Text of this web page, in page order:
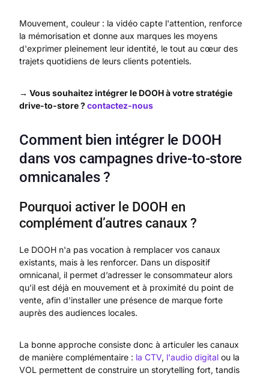
Mouvement, couleur : la vidéo capte l'attention, renforce
la mémorisation et donne aux marques les moyens
d'exprimer pleinement leur identité, le tout au cœur des
trajets quotidiens de leurs clients potentiels.
→ Vous souhaitez intégrer le DOOH à votre stratégie
drive-to-store ?contactez-nous
Comment bien intégrer le DOOH
dans vos campagnes drive-to-store
omnicanales ?
Pourquoi activer le DOOH en
complément d’autres canaux ?
Le DOOH n'a pas vocation à remplacer vos canaux
existants, mais à les renforcer. Dans un dispositif
omnicanal, il permet d’adresser le consommateur alors
qu’il est déjà en mouvement et à proximité du point de
vente, afin d'installer une présence de marque forte
auprès des audiences locales.
La bonne approche consiste donc à articuler les canaux
de manière complémentaire : la CTV, l'audio digital ou la
VOL permettent de construire un storytelling fort, tandis